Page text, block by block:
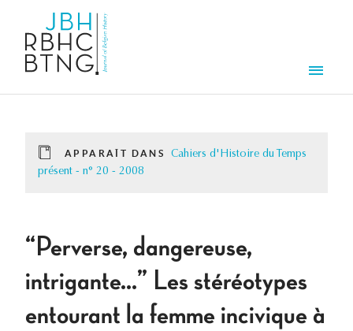
APPARAÎT DANS
Cahiers d'Histoire du Temps
présent - n° 20 - 2008
“Perverse, dangereuse,
intrigante...” Les stéréotypes
entourant la femme incivique à